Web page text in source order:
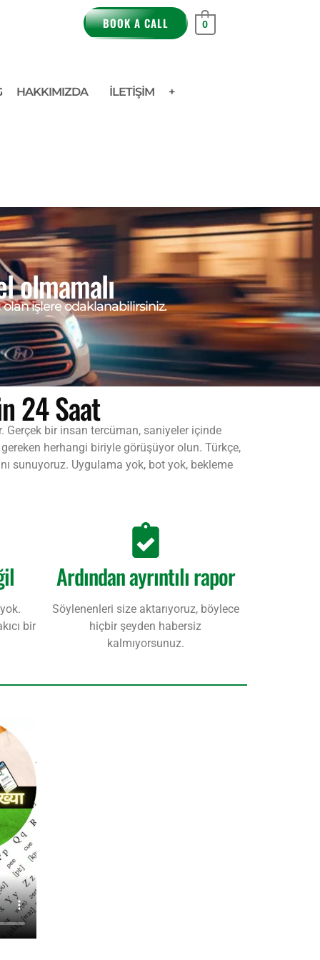
BOOK A CALL 0
HAKKIMIZDA İLETIŞIM +
olmamalı
işlere odaklanabilirsiniz.
24 Saat
Gerçek bir insan tercüman, saniyeler içinde
herhangi biriyle görüşüyor olun. Türkçe,
sunuyoruz. Uygulama yok, bot yok, bekleme
bir
Ardından ayrıntılı rapor
Söylenenleri size aktarıyoruz, böylece
hiçbir şeyden habersiz
kalmıyorsunuz.